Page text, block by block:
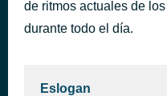
de ritmos actuales de
durante todo el día.
Eslogan